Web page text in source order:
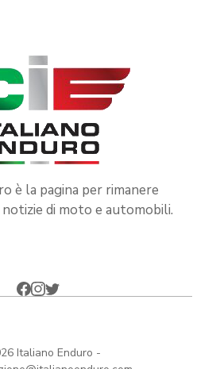
è la pagina per rimanere
di moto e automobili.
Italiano Enduro -